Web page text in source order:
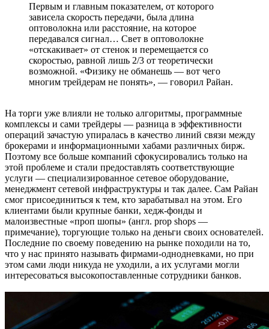
Первым и главным показателем, от которого
зависела скорость передачи, была длина
оптоволокна или расстояние, на которое
передавался сигнал… Свет в оптоволокне
«отскакивает» от стенок и перемещается со
скоростью, равной лишь 2/3 от теоретически
возможной. «Физику не обманешь — вот чего
многим трейдерам не понять», — говорил Райан.
На торги уже влияли не только алгоритмы, программные
комплексы и сами трейдеры — разница в эффективности
операций зачастую упиралась в качество линий связи между
брокерами и информационными хабами различных бирж.
Поэтому все больше компаний сфокусировались только на
этой проблеме и стали предоставлять соответствующие
услуги — специализированное сетевое оборудование,
менеджмент сетевой инфраструктуры и так далее. Сам Райан
смог присоединиться к тем, кто зарабатывал на этом. Его
клиентами были крупные банки, хедж-фонды и
малоизвестные «проп шопы» (англ. prop shops —
примечание), торгующие только на деньги своих основателей.
Последние по своему поведению на рынке походили на то,
что у нас принято называть фирмами-однодневками, но при
этом сами люди никуда не уходили, а их услугами могли
интересоваться высокопоставленные сотрудники банков.